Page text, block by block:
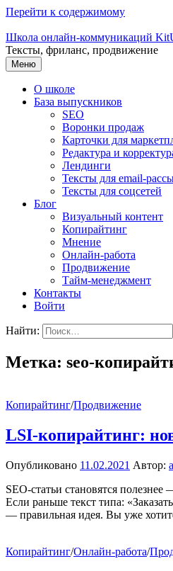
Перейти к содержимому
Школа онлайн-коммуникаций
Тексты, фриланс, продвижение
Меню
О школе
База выпускников
SEO
Воронки продаж
Карточки для
Редактура и
Лендинги
Тексты для email-
Тексты для соцсетей
Блог
Визуальный контент
Копирайтинг
Мнение
Онлайн-работа
Продвижение
Тайм-менеджмент
Контакты
Войти
Найти:
Метка: seo-
Копирайтинг/Продвижение
LSI-копирайтинг:
Опубликовано 11.02.2021 Автор:
SEO-статьи становятся полезнее
Если раньше текст типа:
— правильная идея. Вы уже
Копирайтинг/Онлайн-работа/